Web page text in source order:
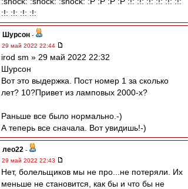
:!: :!: :!: :!:
Шурсон -
29 май 2022 22:44
irod sm » 29 май 2022 22:32
Шурсон
Вот это выдержка. Пост номер 1 за сколько
лет? 10?Привет из ламповых 2000-х?
Раньше все было нормально.-)
А теперь все сначала. Вот увидишь!-)
лео22 -
29 май 2022 22:43
Нет, болельщиков мы не про...не потеряли. Их
меньше не становится, как бы и что бы не